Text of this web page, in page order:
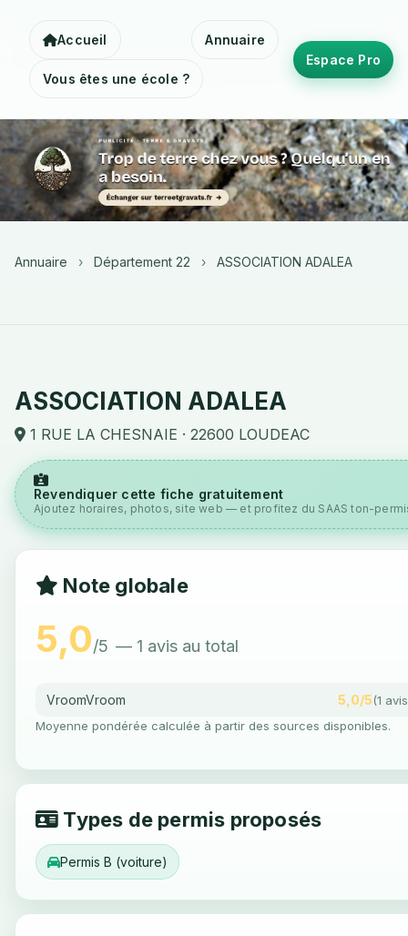
Accueil Annuaire
Vous êtes une école ?
Espace Pro
Annuaire › Département 22 › ASSOCIATION ADALEA
ASSOCIATION ADALEA
1 RUE LA CHESNAIE · 22600 LOUDEAC
Revendiquer cette fiche gratuitement
Ajoutez horaires, photos, site web — et profitez du SAAS ton-
Note globale
5,0/5 — 1 avis au total
VroomVroom 5,0/5(1
Moyenne pondérée calculée à partir des sources disponibles.
Types de permis proposés
Permis B (voiture)